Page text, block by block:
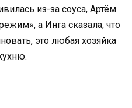
из-за соуса, Артём
а Инга сказала, что
это любая хозяйка